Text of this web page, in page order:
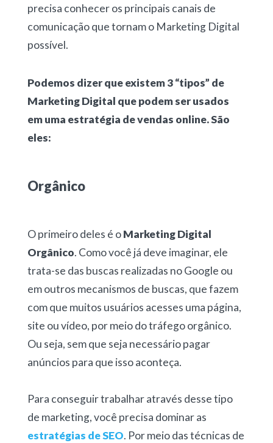
precisa conhecer os principais canais de
comunicação que tornam o Marketing Digital
possível.
Podemos dizer que existem 3 “tipos” de
Marketing Digital que podem ser usados
em uma estratégia de vendas online. São
eles:
Orgânico
O primeiro deles é oMarketing Digital
Orgânico. Como você já deve imaginar, ele
trata-se das buscas realizadas no Google ou
em outros mecanismos de buscas, que fazem
com que muitos usuários acesses uma página,
site ou vídeo, por meio do tráfego orgânico.
Ou seja, sem que seja necessário pagar
anúncios para que isso aconteça.
Para conseguir trabalhar através desse tipo
de marketing, você precisa dominar as
estratégias de SEO. Por meio das técnicas de